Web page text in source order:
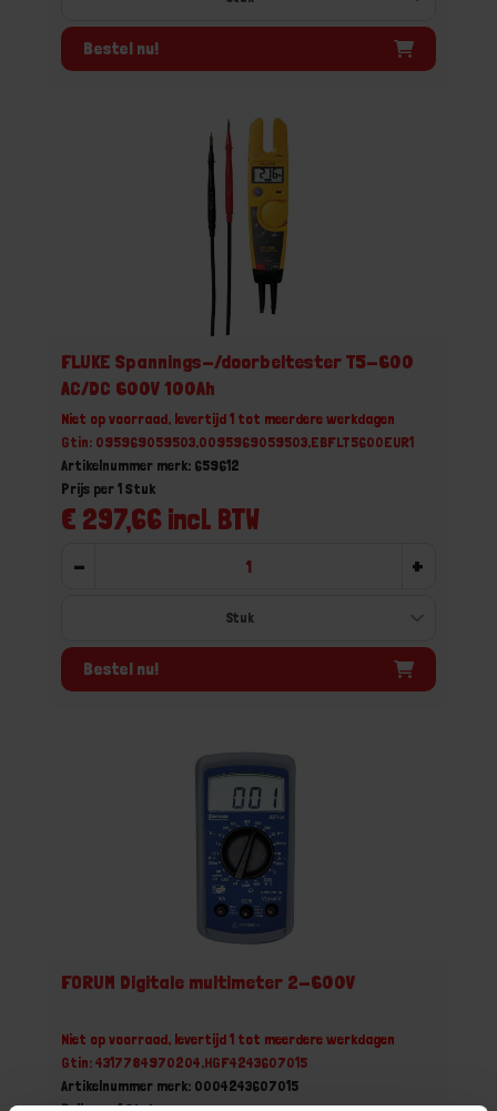
Bestel nu!
FLUKE Spannings-/doorbeltester T5-600
AC/DC 600V 100Ah
Niet op voorraad, levertijd 1 tot meerdere werkdagen
Gtin: 095969059503,0095969059503,EBFLT5600EUR1
Artikelnummer merk: 659612
€ 297,66 incl. BTW
Prijs per 1 Stuk
- +
Bestel nu!
FORUM Digitale multimeter 2-600V
Niet op voorraad, levertijd 1 tot meerdere werkdagen
Gtin: 4317784970204,HGF4243607015
Artikelnummer merk: 0004243607015